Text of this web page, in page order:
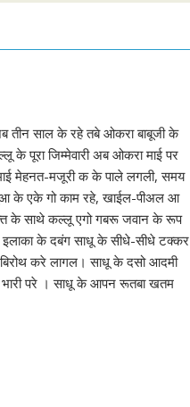
साल के रहे तबे ओकरा बाबूजी के
के पूरा जिम्मेवारी अब ओकरा माई पर
मेहनत-मजूरी क के पाले लगली, समय
के एके गो काम रहे, खाईल-पीअल आ
के साथे कल्लू एगो गबरू जवान के रूप
के दबंग साधू के सीधे-सीधे टक्कर
करे लागल। साधू के दसो आदमी
परे । साधू के आपन रूतबा खतम